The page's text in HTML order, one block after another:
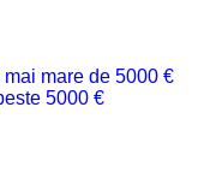
mare de 5000 €
5000 €